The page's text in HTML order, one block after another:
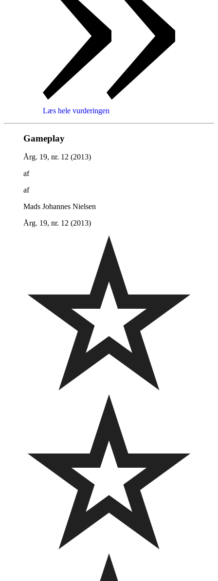
Læs hele vurderingen
Gameplay
Årg. 19, nr. 12 (2013)
af
af
Mads Johannes Nielsen
Årg. 19, nr. 12 (2013)